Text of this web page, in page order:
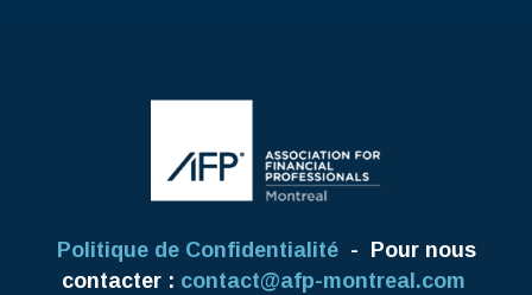
Politique de Confidentialité- Pour nous
contacter : contact@afp-montreal.com